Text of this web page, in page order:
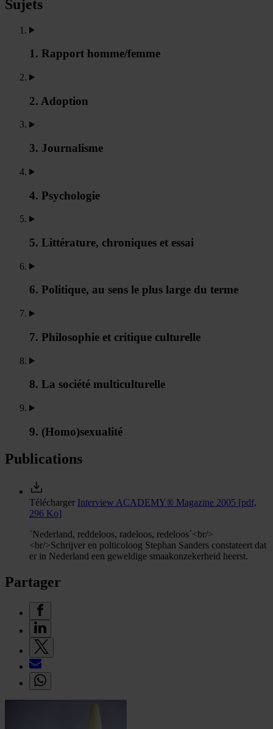
Sujets
1. Rapport homme/femme
2. Adoption
3. Journalisme
4. Psychologie
5. Littérature, chroniques et essai
6. Politique, au sens le plus large du terme
7. Philosophie et critique culturelle
8. La société multiculturelle
9. (Homo)sexualité
Publications
Télécharger Interview ACADEMY® Magazine 2005 [pdf,
296 Ko]
`Nederland, reddeloos, radeloos, redeloos´<br/>
<br/>Schrijver en polticoloog Stephan Sanders constateert dat
er in Nederland een geweldige smaakonzekerheid heerst.
Partager